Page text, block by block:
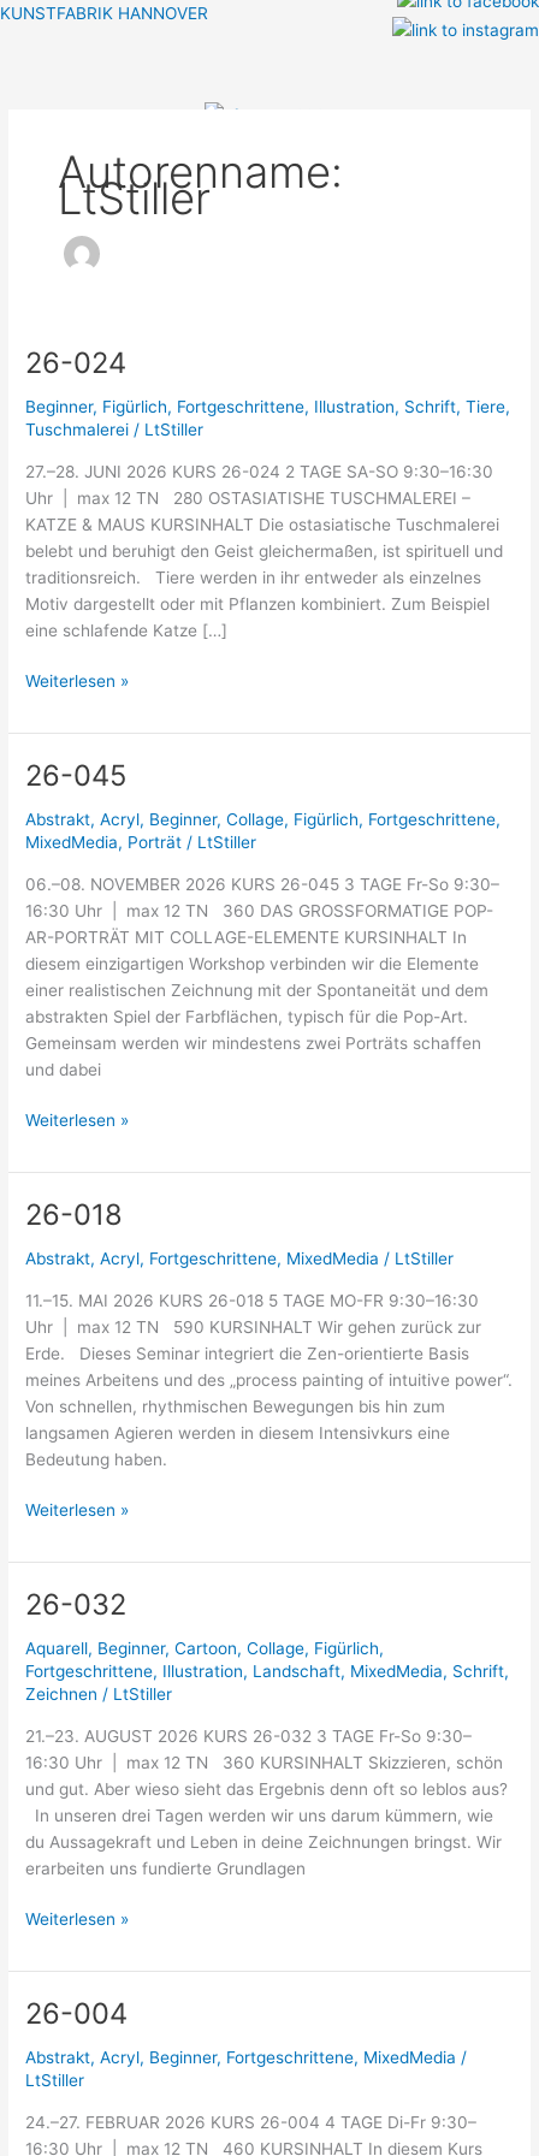
Zum
KUNSTFABRIK HANNOVER
Autorenname:
LtStiller
26-024
Beginner, Figürlich, Fortgeschrittene, Illustration, Schrift,Tiere,
Tuschmalerei / LtStiller
27.–28. JUNI 2026 KURS 26-024 2 TAGE SA-SO 9:30–16:30
Uhr | max 12 TN 280 OSTASIATISHE TUSCHMALEREI –
KATZE & MAUS KURSINHALT Die ostasiatische Tuschmalerei
belebt und beruhigt den Geist gleichermaßen, ist spirituell und
traditionsreich. Tiere werden in ihr entweder als einzelnes
Motiv dargestellt oder mit Pflanzen kombiniert. Zum Beispiel
eine schlafende Katze […]
26-
Weiterlesen »
26-045
Abstrakt,Acryl, Beginner,Collage, Figürlich, Fortgeschrittene,
MixedMedia, Porträt / LtStiller
06.–08. NOVEMBER 2026 KURS 26-045 3 TAGE Fr-So 9:30–
16:30 Uhr | max 12 TN 360 DAS GROSSFORMATIGE POP-
AR-PORTRÄT MIT COLLAGE-ELEMENTE KURSINHALT In
diesem einzigartigen Workshop verbinden wir die Elemente
einer realistischen Zeichnung mit der Spontaneität und dem
abstrakten Spiel der Farbflächen, typisch für die Pop-Art.
Gemeinsam werden wir mindestens zwei Porträts schaffen
und dabei
26-
Weiterlesen »
26-018
Abstrakt,Acryl, Fortgeschrittene, MixedMedia / LtStiller
11.–15. MAI 2026 KURS 26-018 5 TAGE MO-FR 9:30–16:30
Uhr | max 12 TN 590 KURSINHALT Wir gehen zurück zur
Erde. Dieses Seminar integriert die Zen-orientierte Basis
meines Arbeitens und des „process painting of intuitive power“.
Von schnellen, rhythmischen Bewegungen bis hin zum
langsamen Agieren werden in diesem Intensivkurs eine
Bedeutung haben.
26-
Weiterlesen »
26-032
Aquarell, Beginner,Cartoon,Collage, Figürlich,
Fortgeschrittene, Illustration, Landschaft, MixedMedia, Schrift,
Zeichnen / LtStiller
21.–23. AUGUST 2026 KURS 26-032 3 TAGE Fr-So 9:30–
16:30 Uhr | max 12 TN 360 KURSINHALT Skizzieren, schön
und gut. Aber wieso sieht das Ergebnis denn oft so leblos aus?
In unseren drei Tagen werden wir uns darum kümmern, wie
du Aussagekraft und Leben in deine Zeichnungen bringst. Wir
erarbeiten uns fundierte Grundlagen
26-
Weiterlesen »
26-004
Abstrakt,Acryl, Beginner, Fortgeschrittene, MixedMedia /
LtStiller
24.–27. FEBRUAR 2026 KURS 26-004 4 TAGE Di-Fr 9:30–
16:30 Uhr | max 12 TN 460 KURSINHALT In diesem Kurs
26-